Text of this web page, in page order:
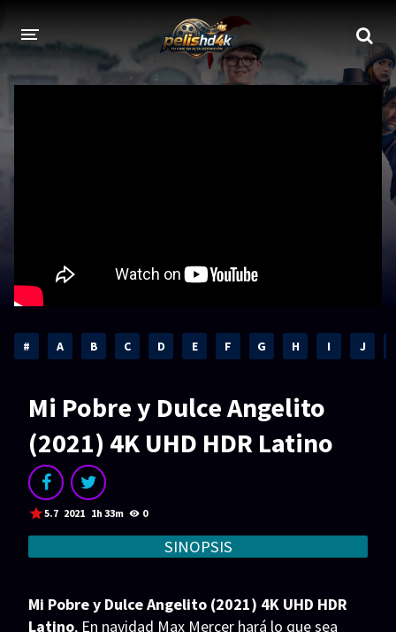
h265 HEVC 1080p REMUX
GÉNEROS
Acción Animación
Aventura Ciencia ficción
Comedia
Terror
Familia Suspenso
Bélico Thriller
# A B C D E F G H I J
Mi Pobre y Dulce Angelito
(2021) 4K UHD HDR Latino
5.7 2021 1h 33m 0
SINOPSIS
Mi Pobre y Dulce Angelito (2021) 4K UHD HDR
Latino, En navidad Max Mercer hará lo que sea